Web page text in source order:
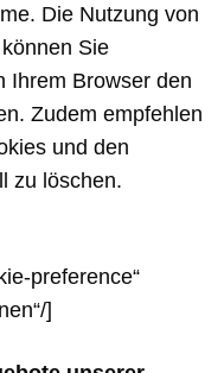
Die Nutzung von
Sie
Ihrem Browser den
Zudem empfehlen
und den
zu löschen.
preference“
]